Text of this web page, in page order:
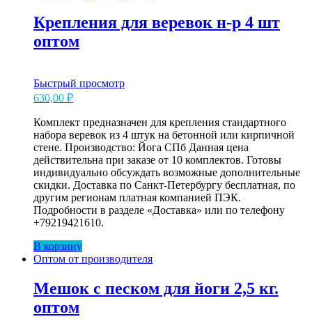
Крепления для веревок н-р 4 шт
оптом
Быстрый просмотр
630,00 ₽
Комплект предназначен для крепления стандартного
набора веревок из 4 штук на бетонной или кирпичной
стене. Производство: Йога СПб Данная цена
действительна при заказе от 10 комплектов. Готовы
индивидуально обсуждать возможные дополнительные
скидки. Доставка по Санкт-Петербургу бесплатная, по
другим регионам платная компанией ПЭК.
Подробности в разделе «Доставка» или по телефону
+79219421610.
В корзину
Оптом от производителя
Мешок с песком для йоги 2,5 кг.
оптом